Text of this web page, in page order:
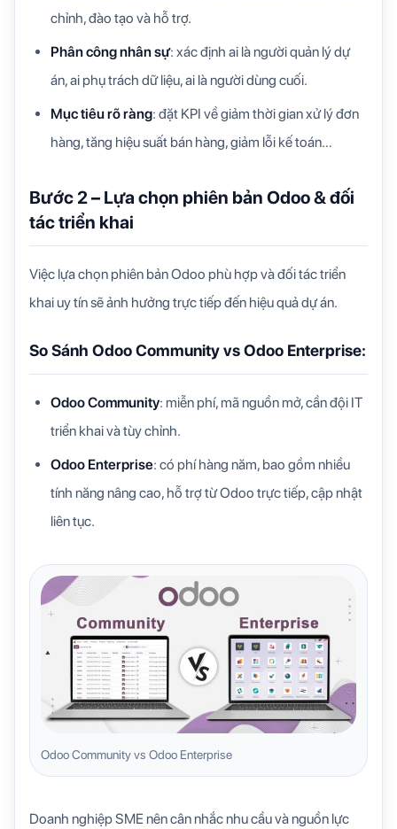
chỉnh, đào tạo và hỗ trợ.
Phân công nhân sự: xác định ai là người quản lý dự
án, ai phụ trách dữ liệu, ai là người dùng cuối.
Mục tiêu rõ ràng: đặt KPI về giảm thời gian xử lý đơn
hàng, tăng hiệu suất bán hàng, giảm lỗi kế toán…
Bước 2 – Lựa chọn phiên bản Odoo & đối
tác triển khai
Việc lựa chọn phiên bản Odoo phù hợp và đối tác triển
khai uy tín sẽ ảnh hưởng trực tiếp đến hiệu quả dự án.
So Sánh Odoo Community vs Odoo Enterprise:
Odoo Community: miễn phí, mã nguồn mở, cần đội IT
triển khai và tùy chỉnh.
Odoo Enterprise: có phí hàng năm, bao gồm nhiều
tính năng nâng cao, hỗ trợ từ Odoo trực tiếp, cập nhật
liên tục.
Odoo Community vs Odoo Enterprise
Doanh nghiệp SME nên cân nhắc nhu cầu và nguồn lực